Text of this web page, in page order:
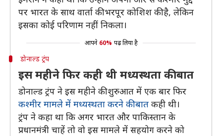
पर भारत के साथ वार्ता की भरपूर कोशिश की है, लेकिन
इसका कोई परिणाम नहीं निकला।
आपने 60% पढ़ लिया है
डोनाल्ड ट्रंप
इस महीने फिर कही थी मध्यस्थता की बात
डोनाल्ड ट्रंप ने इस महीने की शुरुआत में एक बार फिर
कश्मीर मामले में मध्यस्थता करने की बात कही थी।
ट्रंप ने कहा था कि अगर भारत और पाकिस्तान के
प्रधानमंत्री चाहें तो वो इस मामले में सहयोग करने को